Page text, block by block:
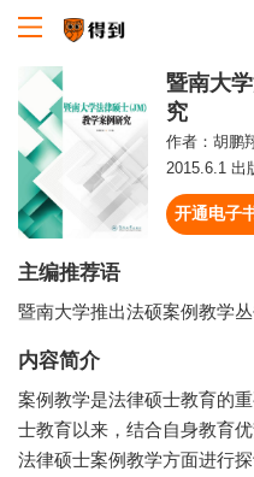
暨南大
究
作者： 胡鹏
2015.6.1 出
开通电子
主编推荐语
暨南大学推出法硕案例教学
内容简介
案例教学是法律硕士教育的
士教育以来，结合自身教育
法律硕士案例教学方面进行